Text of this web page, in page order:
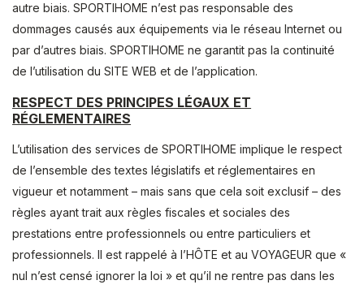
autre biais. SPORTIHOME n’est pas responsable des
dommages causés aux équipements via le réseau Internet ou
par d’autres biais. SPORTIHOME ne garantit pas la continuité
de l’utilisation du SITE WEB et de l’application.
RESPECT DES PRINCIPES LÉGAUX ET
RÉGLEMENTAIRES
L’utilisation des services de SPORTIHOME implique le respect
de l’ensemble des textes législatifs et réglementaires en
vigueur et notamment – mais sans que cela soit exclusif – des
règles ayant trait aux règles fiscales et sociales des
prestations entre professionnels ou entre particuliers et
professionnels. Il est rappelé à l’HÔTE et au VOYAGEUR que «
nul n’est censé ignorer la loi » et qu’il ne rentre pas dans les